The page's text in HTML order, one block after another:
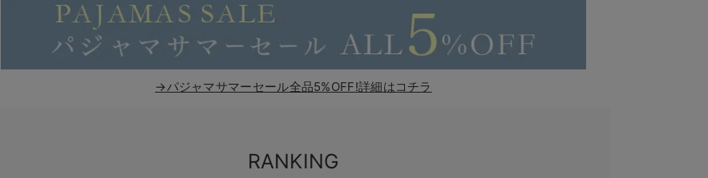
→パジャマサマーセール全品5%OFF!詳細はコチラ
RANKING